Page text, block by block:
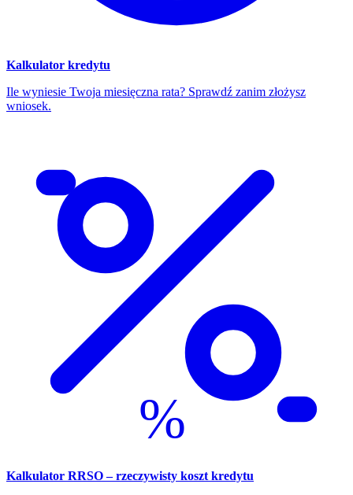
Kalkulator kredytu
Ile wyniesie Twoja miesięczna rata? Sprawdź zanim złożysz
wniosek.
%
Kalkulator RRSO – rzeczywisty koszt kredytu